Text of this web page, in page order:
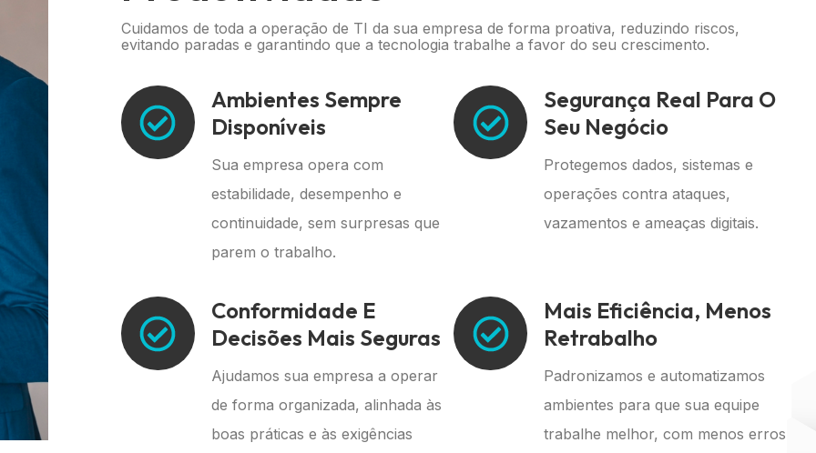
Cuidamos de toda a operação de TI da sua empresa de forma proativa, reduzindo riscos,
evitando paradas e garantindo que a tecnologia trabalhe a favor do seu crescimento.
Ambientes Sempre
Disponíveis
Sua empresa opera com
estabilidade, desempenho e
continuidade, sem surpresas que
parem o trabalho.
Segurança Real Para O
Seu Negócio
Protegemos dados, sistemas e
operações contra ataques,
vazamentos e ameaças digitais.
Conformidade E
Decisões Mais Seguras
Ajudamos sua empresa a operar
de forma organizada, alinhada às
boas práticas e às exigências
Mais Eficiência, Menos
Retrabalho
Padronizamos e automatizamos
ambientes para que sua equipe
trabalhe melhor, com menos erros